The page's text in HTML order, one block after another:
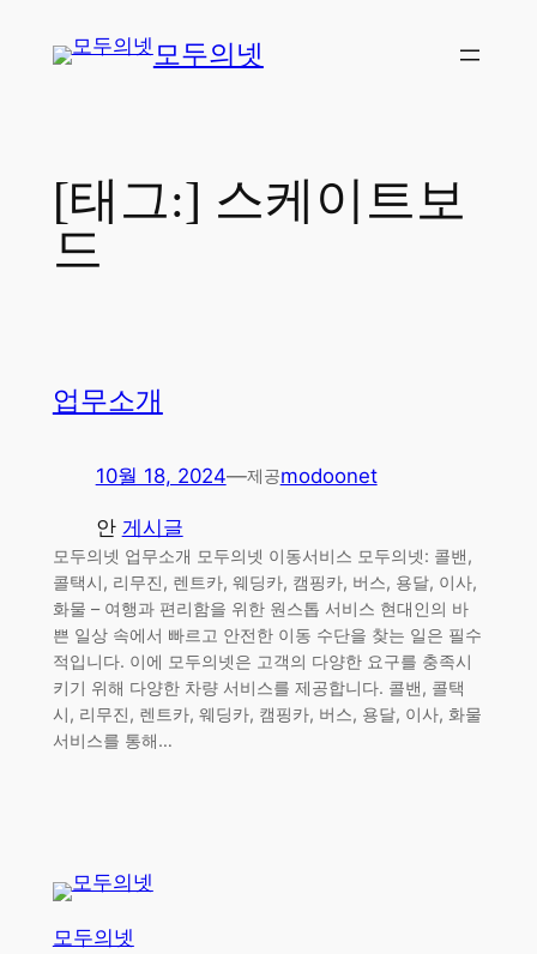
모두의넷
[태그:] 스케이트보
드
업무소개
10월 18, 2024—제공modoonet
안 게시글
모두의넷 업무소개 모두의넷 이동서비스 모두의넷: 콜밴,
콜택시, 리무진, 렌트카, 웨딩카, 캠핑카, 버스, 용달, 이사,
화물 – 여행과 편리함을 위한 원스톱 서비스 현대인의 바
쁜 일상 속에서 빠르고 안전한 이동 수단을 찾는 일은 필수
적입니다. 이에 모두의넷은 고객의 다양한 요구를 충족시
키기 위해 다양한 차량 서비스를 제공합니다. 콜밴, 콜택
시, 리무진, 렌트카, 웨딩카, 캠핑카, 버스, 용달, 이사, 화물
서비스를 통해…
모두의넷